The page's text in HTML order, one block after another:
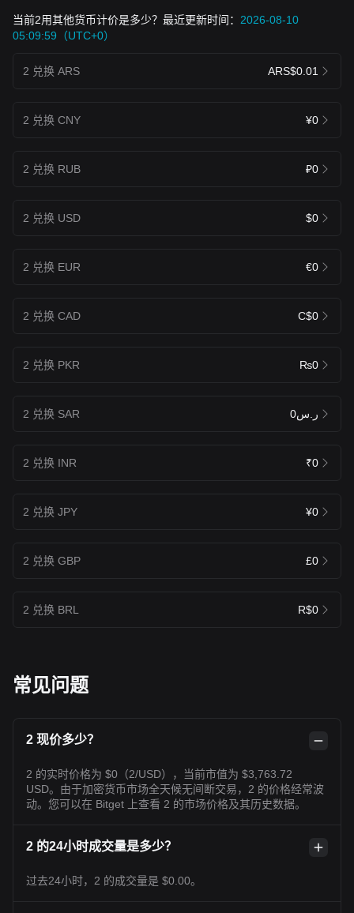
当前2用其他货币计价是多少？最近更新时间： 2026-08-10
05:09:59（UTC+0）
2 兑换 ARS ARS$0.01
2 兑换 CNY ¥0
2 兑换 RUB ₽0
2 兑换 USD $0
2 兑换 EUR €0
2 兑换 CAD C$0
2 兑换 PKR ₨0
2 兑换 SAR ر.س0
2 兑换 INR ₹0
2 兑换 JPY ¥0
2 兑换 GBP £0
2 兑换 BRL R$0
常见问题
2 现价多少？
2 的实时价格为 $0（2/USD），当前市值为 $3,763.72
USD。由于加密货币市场全天候无间断交易，2 的价格经常波
动。您可以在 Bitget 上查看 2 的市场价格及其历史数据。
2 的24小时成交量是多少？
过去24小时，2 的成交量是 $0.00。